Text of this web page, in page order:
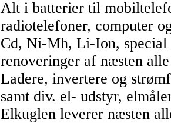
Alt i batterier til
radiotelefoner, computer
Cd, Ni-Mh, Li-Ion, special
renoveringer af næsten
Ladere, invertere og
samt div. el- udstyr,
Elkuglen leverer næsten